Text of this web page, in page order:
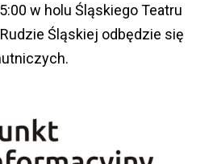
w holu Śląskiego Teatru
Śląskiej odbędzie się